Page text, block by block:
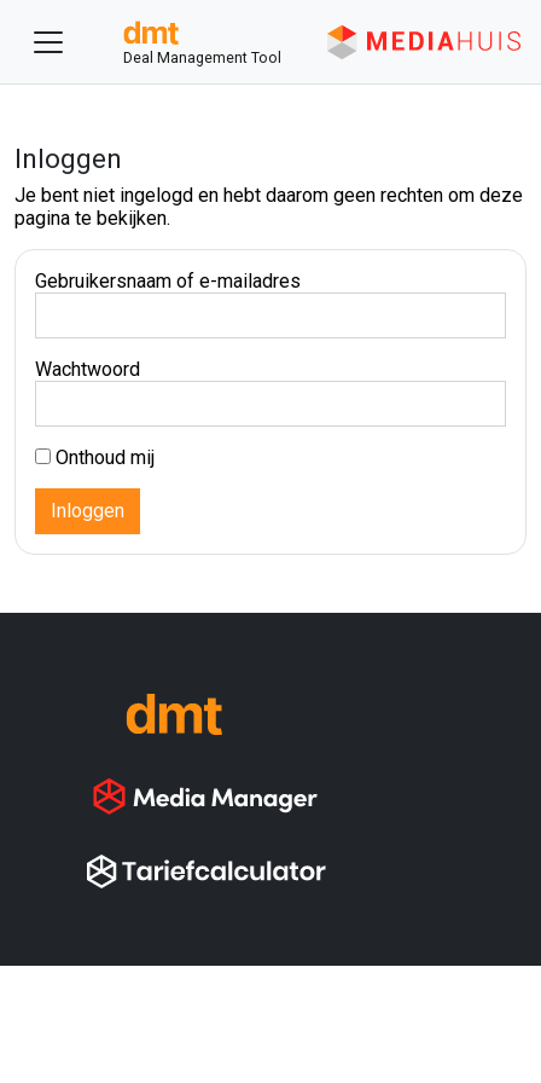
Deal Management Tool
Inloggen
Je bent niet ingelogd en hebt daarom geen rechten om deze
pagina te bekijken.
Gebruikersnaam of e-mailadres
Wachtwoord
Onthoud mij